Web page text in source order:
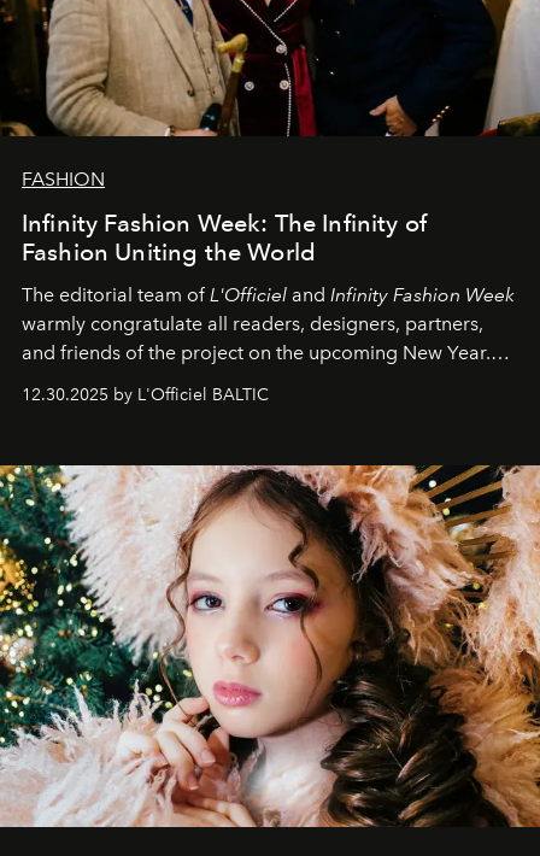
FASHION
Infinity Fashion Week: The Infinity of
Fashion Uniting the World
The editorial team of L'Officiel and Infinity Fashion Week
warmly congratulate all readers, designers, partners,
and friends of the project on the upcoming New Year.
achievements.
12.30.2025 by L'Officiel BALTIC